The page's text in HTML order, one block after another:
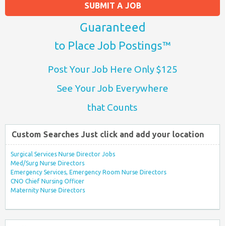
SUBMIT A JOB
Guaranteed
to Place Job Postings™
Post Your Job Here Only $125
See Your Job Everywhere
that Counts
Custom Searches Just click and add your location
Surgical Services Nurse Director Jobs
Med/Surg Nurse Directors
Emergency Services, Emergency Room Nurse Directors
CNO Chief Nursing Officer
Maternity Nurse Directors